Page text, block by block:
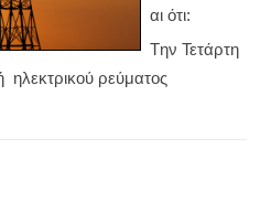
αι ότι:
Tην Τετάρτη
ηλεκτρικού ρεύματος